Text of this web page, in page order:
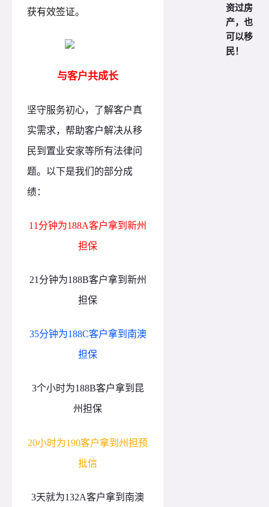
获有效签证。
与客户共成长
坚守服务初心，了解客户真
实需求，帮助客户解决从移
民到置业安家等所有法律问
题。以下是我们的部分成
绩：
11分钟为188A客户拿到新州
担保
21分钟为188B客户拿到新州
担保
35分钟为188C客户拿到南澳
担保
3个小时为188B客户拿到昆
州担保
20小时为190客户拿到州担预
批信
3天就为132A客户拿到南澳
资过房
产，也
可以移
民！